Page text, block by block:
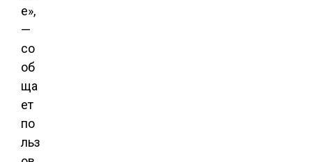
е»,
—
со
об
ща
ет
по
льз